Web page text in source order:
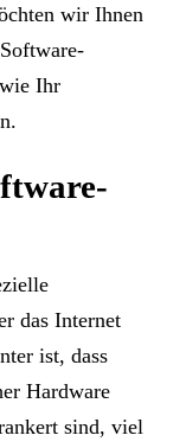
wir Ihnen
Ihr
das Internet
ist, dass
Hardware
sind, viel